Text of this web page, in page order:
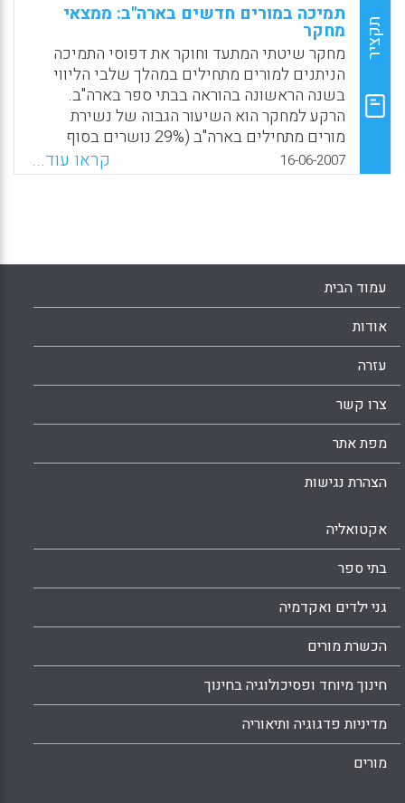
תקציר
תמיכה במורים חדשים בארה"ב: ממצאי
מחקר
מחקר שיטתי המתעד וחוקר את דפוסי התמיכה
הניתנים למורים מתחילים במהלך שלבי הליווי
בשנה הראשונה בהוראה בבתי ספר בארה"ב.
הרקע למחקר הוא השיעור הגבוה של נשירת
מורים מתחילים בארה"ב (29% נושרים בסוף
השנה הראשונה). שאלת המחקר הייתה מה היא
רמת התמיכה במהלך הליווי בשנה הראשונה
Ingersoll מ-2004 לליווי בקליטה והנחייה של
מורים חדשים. ממצאי המחקר מלמדים כי דפוסי
התמיכה במורים חדשים בארה"ב אינם יציבים
בחלק מן המקרים המורים החדשים מקבלים
בהכרח במשוב ביקורתי, ומתאפיין בחוסר
Winstead Fry)
WhatsApp
Facebook
Email
X
16-06-2007 קראו עוד...
עמוד הבית
אודות
עזרה
צרו קשר
מפת אתר
הצהרת נגישות
אקטואליה
בתי ספר
גני ילדים ואקדמיה
הכשרת מורים
חינוך מיוחד ופסיכולוגיה בחינוך
מדיניות פדגוגיה ותיאוריה
מורים